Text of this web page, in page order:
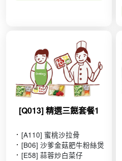
[Q013] 精選三餸套餐1
[A110] 蜜桃沙拉骨
[B06] 沙爹金菇肥牛粉絲煲
[E58] 蒜蓉炒白菜仔